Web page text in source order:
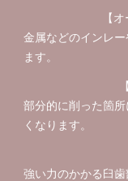
【
金属などのインレ
ます。
部分的に削った箇
くなります。
強い力のかかる臼